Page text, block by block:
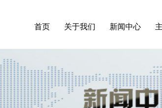
首页 关于我们 新闻中心